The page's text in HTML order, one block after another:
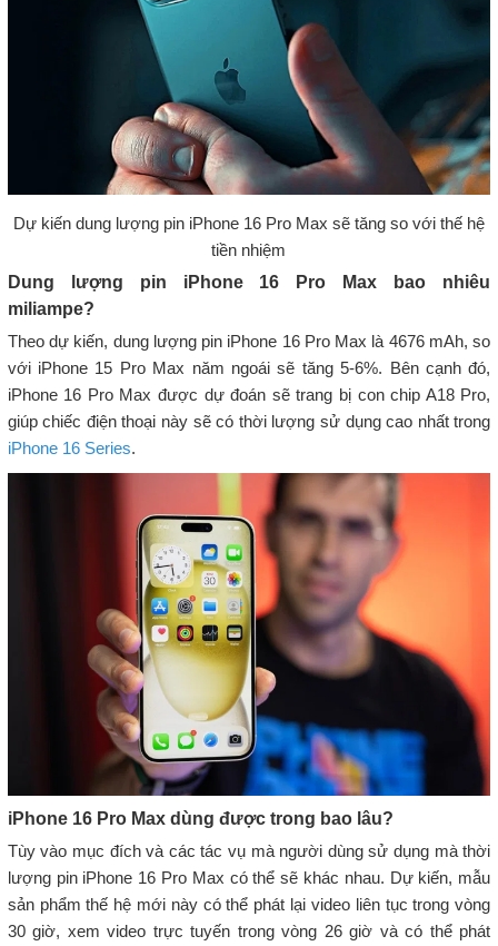
Dự kiến dung lượng pin iPhone 16 Pro Max sẽ tăng so với thế hệ
tiền nhiệm
Dung lượng pin iPhone 16 Pro Max bao nhiêu
miliampe?
Theo dự kiến, dung lượng pin iPhone 16 Pro Max là 4676 mAh, so
với iPhone 15 Pro Max năm ngoái sẽ tăng 5-6%. Bên cạnh đó,
iPhone 16 Pro Max được dự đoán sẽ trang bị con chip A18 Pro,
giúp chiếc điện thoại này sẽ có thời lượng sử dụng cao nhất trong
iPhone 16 Series.
iPhone 16 Pro Max dùng được trong bao lâu?
Tùy vào mục đích và các tác vụ mà người dùng sử dụng mà thời
lượng pin iPhone 16 Pro Max có thể sẽ khác nhau. Dự kiến, mẫu
sản phẩm thế hệ mới này có thể phát lại video liên tục trong vòng
30 giờ, xem video trực tuyến trong vòng 26 giờ và có thể phát